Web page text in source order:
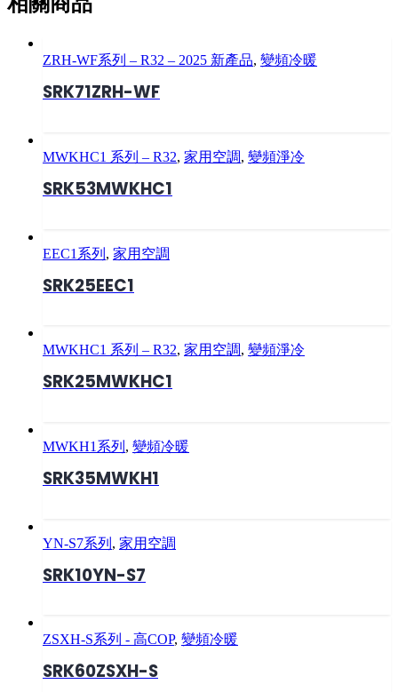
ZRH-WF系列 – R32 – 2025 新產品, 變頻冷暖
SRK71ZRH-WF
MWKHC1 系列 – R32, 家用空調, 變頻淨冷
SRK53MWKHC1
EEC1系列 , 家用空調
SRK25EEC1
MWKHC1 系列 – R32, 家用空調, 變頻淨冷
SRK25MWKHC1
MWKH1系列 , 變頻冷暖
SRK35MWKH1
YN-S7系列 , 家用空調
SRK10YN-S7
ZSXH-S系列 - 高COP, 變頻冷暖
SRK60ZSXH-S